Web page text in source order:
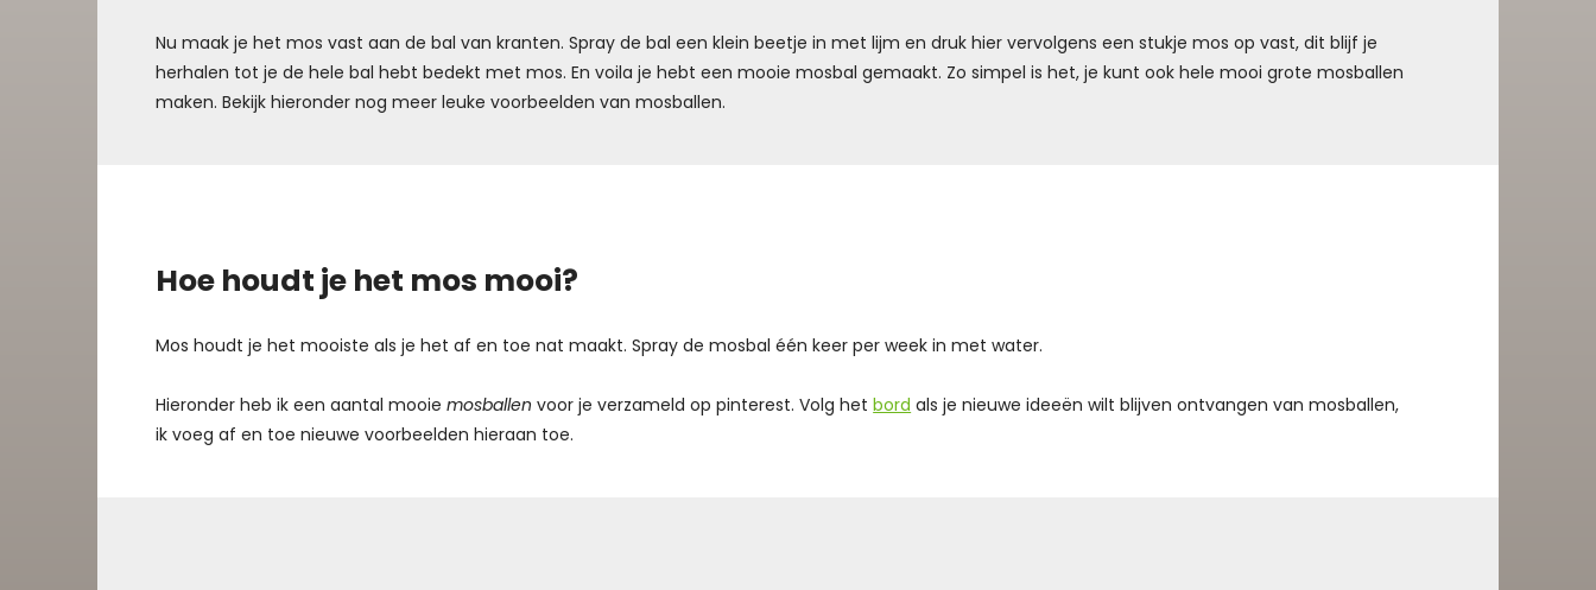
Nu maak je het mos vast aan de bal van kranten. Spray de bal een klein beetje in met lijm en druk hier vervolgens een stukje mos op vast, dit blijf je
herhalen tot je de hele bal hebt bedekt met mos. En voila je hebt een mooie mosbal gemaakt. Zo simpel is het, je kunt ook hele mooi grote mosballen
maken. Bekijk hieronder nog meer leuke voorbeelden van mosballen.
Hoe houdt je het mos mooi?
Mos houdt je het mooiste als je het af en toe nat maakt. Spray de mosbal één keer per week in met water.
Hieronder heb ik een aantal mooiemosballen voor je verzameld op pinterest. Volg hetbord als je nieuwe ideeën wilt blijven ontvangen van mosballen,
ik voeg af en toe nieuwe voorbeelden hieraan toe.